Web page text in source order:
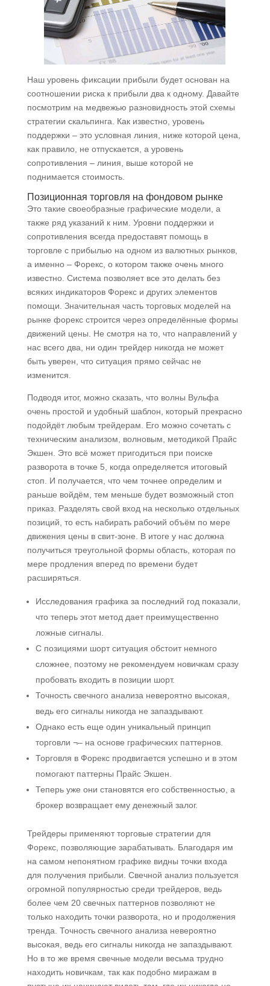
Наш уровень фиксации прибыли будет основан на
соотношении риска к прибыли два к одному. Давайте
посмотрим на медвежью разновидность этой схемы
стратегии скальпинга. Как известно, уровень
поддержки – это условная линия, ниже которой цена,
как правило, не отпускается, а уровень
сопротивления – линия, выше которой не
поднимается стоимость.
Позиционная торговля на фондовом рынке
Это такие своеобразные графические модели, а
также ряд указаний к ним. Уровни поддержки и
сопротивления всегда предоставят помощь в
торговле с прибылью на одном из валютных рынков,
а именно – Форекс, о котором также очень много
известно. Система позволяет все это делать без
всяких индикаторов Форекс и других элементов
помощи. Значительная часть торговых моделей на
рынке форекс строится через определённые формы
движений цены. Не смотря на то, что направлений у
нас всего два, ни один трейдер никогда не может
быть уверен, что ситуация прямо сейчас не
изменится.
Подводя итог, можно сказать, что волны Вульфа
очень простой и удобный шаблон, который прекрасно
подойдёт любым трейдерам. Его можно сочетать с
техническим анализом, волновым, методикой Прайс
Экшен. Это всё может пригодиться при поиске
разворота в точке 5, когда определяется итоговый
стоп. И получается, что чем точнее определим и
раньше войдём, тем меньше будет возможный стоп
приказ. Разделять свой вход на несколько отдельных
позиций, то есть набирать рабочий объём по мере
движения цены в свит-зоне. В итоге у нас должна
получиться треугольной формы область, которая по
мере продления вперед по времени будет
расширяться.
Исследования графика за последний год показали,
что теперь этот метод дает преимущественно
ложные сигналы.
С позициями шорт ситуация обстоит немного
сложнее, поэтому не рекомендуем новичкам сразу
пробовать входить в позиции шорт.
Точность свечного анализа невероятно высокая,
ведь его сигналы никогда не запаздывают.
Однако есть еще один уникальный принцип
торговли ¬– на основе графических паттернов.
Торговля в Форекс продвигается успешно и в этом
помогают паттерны Прайс Экшен.
Теперь уже они становятся его собственностью, а
брокер возвращает ему денежный залог.
Трейдеры применяют торговые стратегии для
Форекс, позволяющие зарабатывать. Благодаря им
на самом непонятном графике видны точки входа
для получения прибыли. Свечной анализ пользуется
огромной популярностью среди трейдеров, ведь
более чем 20 свечных паттернов позволяют не
только находить точки разворота, но и продолжения
тренда. Точность свечного анализа невероятно
высокая, ведь его сигналы никогда не запаздывают.
Но в то же время свечные модели весьма трудно
находить новичкам, так как подобно миражам в